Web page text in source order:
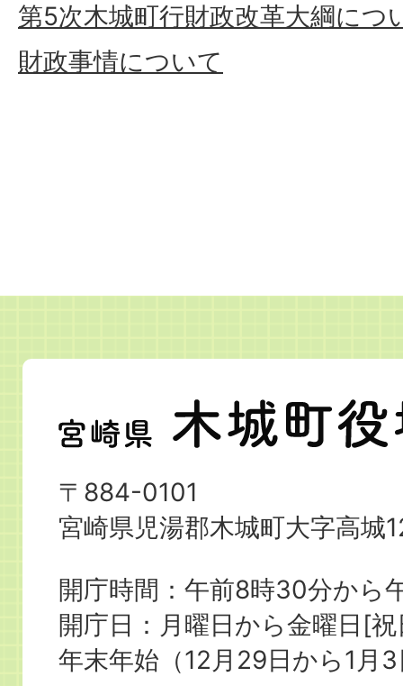
第5次木城町行財政改革大綱につ
財政事情について
宮
崎
県
木
町
役
場
〒884-0101
宮崎県児湯郡木城町大字高城
開庁時間：午前8時30分から
開庁日：月曜日から金曜日[
年末年始（12月29日から1月